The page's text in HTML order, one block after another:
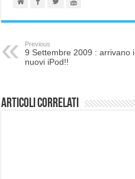
Previous
9 Settembre 2009 : arrivano i
nuovi iPod!!
Articoli correlati